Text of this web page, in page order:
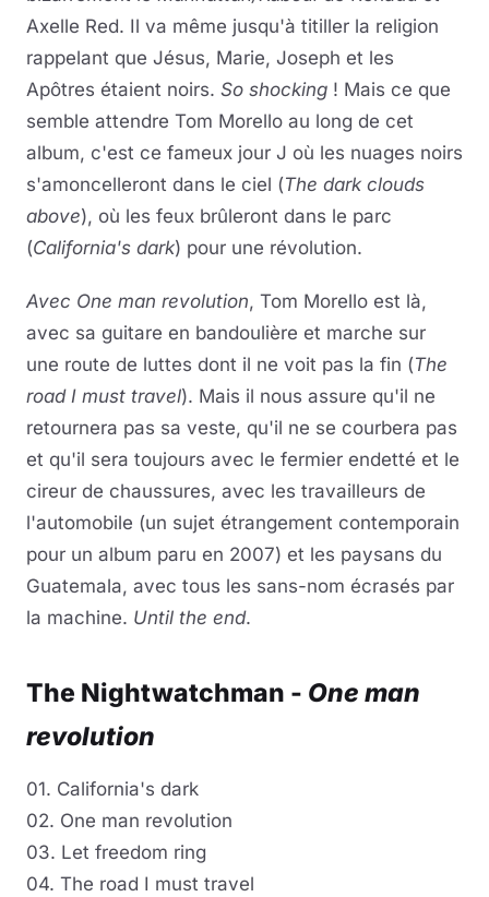
Axelle Red. Il va même jusqu'à titiller la religion
rappelant que Jésus, Marie, Joseph et les
Apôtres étaient noirs. So shocking ! Mais ce que
semble attendre Tom Morello au long de cet
album, c'est ce fameux jour J où les nuages noirs
s'amoncelleront dans le ciel (The dark clouds
above), où les feux brûleront dans le parc
(California's dark) pour une révolution.
Avec One man revolution, Tom Morello est là,
avec sa guitare en bandoulière et marche sur
une route de luttes dont il ne voit pas la fin (The
road I must travel). Mais il nous assure qu'il ne
retournera pas sa veste, qu'il ne se courbera pas
et qu'il sera toujours avec le fermier endetté et le
cireur de chaussures, avec les travailleurs de
l'automobile (un sujet étrangement contemporain
pour un album paru en 2007) et les paysans du
Guatemala, avec tous les sans-nom écrasés par
la machine. Until the end.
The Nightwatchman - One man
revolution
01. California's dark
02. One man revolution
03. Let freedom ring
04. The road I must travel